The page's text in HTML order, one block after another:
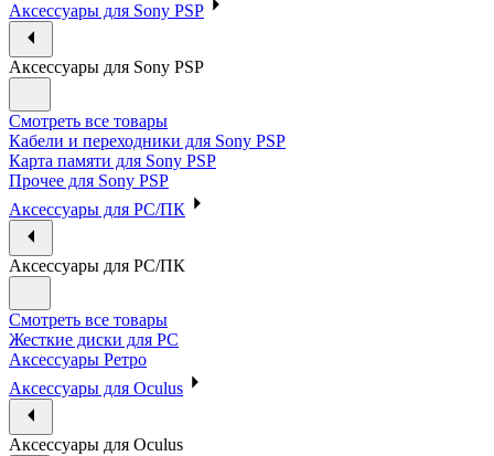
Аксессуары для Sony PSP
Аксессуары для Sony PSP
Смотреть все товары
Кабели и переходники для Sony PSP
Карта памяти для Sony PSP
Прочее для Sony PSP
Аксессуары для PC/ПК
Аксессуары для PC/ПК
Смотреть все товары
Жесткие диски для PC
Аксессуары Ретро
Аксессуары для Oculus
Аксессуары для Oculus